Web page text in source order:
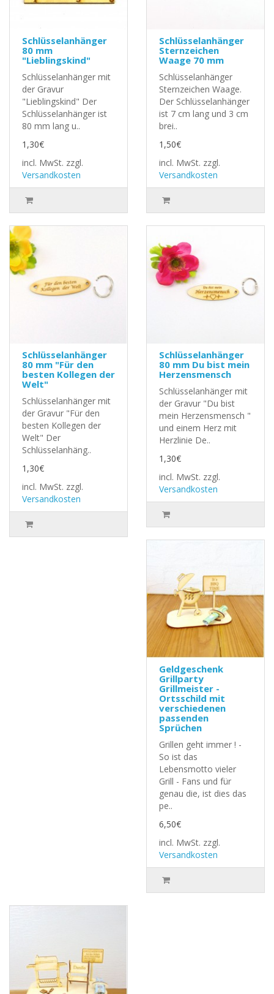
Schlüsselanhänger
80 mm
"Lieblingskind"
Schlüsselanhänger mit
der Gravur
"Lieblingskind" Der
Schlüsselanhänger ist
80 mm lang u..
1,30€
incl. MwSt. zzgl.
Versandkosten
Schlüsselanhänger
Sternzeichen
Waage 70 mm
Schlüsselanhänger
Sternzeichen Waage.
Der Schlüsselanhänger
ist 7 cm lang und 3 cm
brei..
1,50€
incl. MwSt. zzgl.
Versandkosten
Schlüsselanhänger
80 mm "Für den
besten Kollegen der
Welt"
Schlüsselanhänger mit
der Gravur "Für den
besten Kollegen der
Welt" Der
Schlüsselanhäng..
1,30€
incl. MwSt. zzgl.
Versandkosten
Schlüsselanhänger
80 mm Du bist mein
Herzensmensch
Schlüsselanhänger mit
der Gravur "Du bist
mein Herzensmensch "
und einem Herz mit
Herzlinie De..
1,30€
incl. MwSt. zzgl.
Versandkosten
Geldgeschenk
Grillparty
Grillmeister -
Ortsschild mit
verschiedenen
passenden
Sprüchen
Grillen geht immer ! -
So ist das
Lebensmotto vieler
Grill - Fans und für
genau die, ist dies das
pe..
6,50€
incl. MwSt. zzgl.
Versandkosten